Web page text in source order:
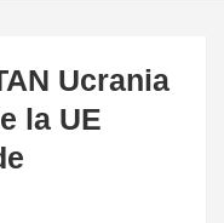
Ucrania
la UE